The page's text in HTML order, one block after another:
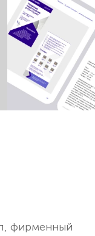
фирменный